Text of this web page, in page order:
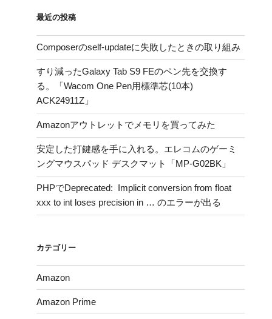
最近の投稿
Composerのself-updateに失敗したときの取り組み
すり減ったGalaxy Tab S9 FEのペン先を交換す
る。「Wacom One Pen用標準芯(10本)
ACK24911Z」
Amazonアウトレットでメモリを買ってみた
安定した打鍵感を手に入れる。エレコムのゲーミ
ングマウスパッド デスクマット「MP-G02BK」
PHPでDeprecated: Implicit conversion from float
xxx to int loses precision in … のエラーが出る
カテゴリー
Amazon
Amazon Prime